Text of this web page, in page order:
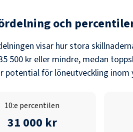
och
visar hur stora
500 kreller mindre, medan
potential för löneutveckling inom
10:e percentilen
31 000 kr